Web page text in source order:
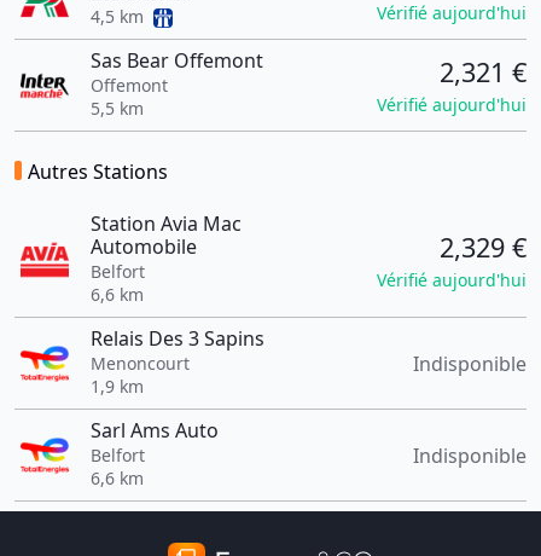
4,5 km
Vérifié aujourd'hui
Sas Bear Offemont
Offemont
5,5 km
2,321 €
Vérifié aujourd'hui
Autres Stations
Station Avia Mac
Automobile
Belfort
6,6 km
2,329 €
Vérifié aujourd'hui
Relais Des 3 Sapins
Menoncourt
1,9 km
Indisponible
Sarl Ams Auto
Belfort
6,6 km
Indisponible